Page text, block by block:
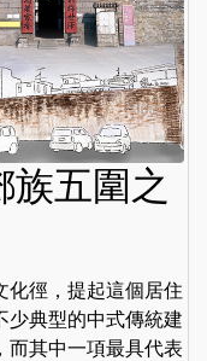
五圍之
化徑，提起這個居住
少典型的中式傳統建
而其中一項最具代表